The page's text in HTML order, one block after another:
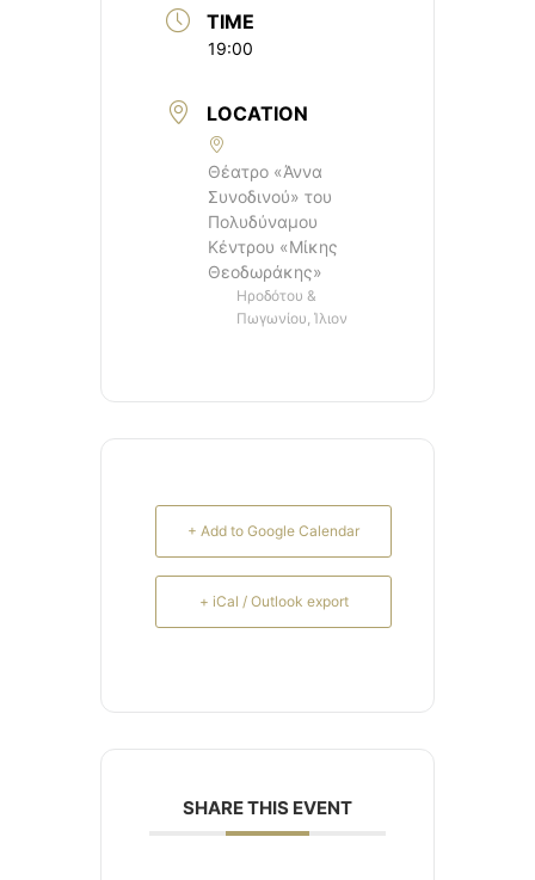
TIME
19:00
LOCATION
Θέατρο «Άννα
Συνοδινού» του
Πολυδύναμου
Κέντρου «Μίκης
Θεοδωράκης»
Ηροδότου &
Πωγωνίου, Ίλιον
+ Add to Google Calendar
+ iCal / Outlook export
SHARE THIS EVENT